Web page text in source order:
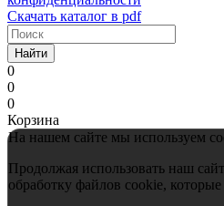
Скачать каталог в pdf
Найти
0
0
0
Корзина
На нашем сайте мы используем
Продолжая использовать наш
обработку файлов cookie,